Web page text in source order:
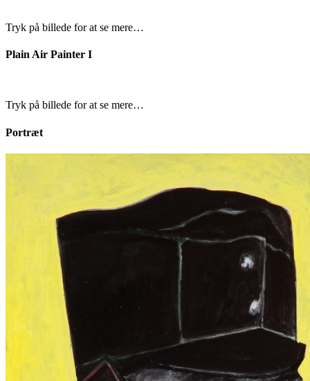
Tryk på billede for at se mere…
Plain Air Painter I
Tryk på billede for at se mere…
Portræt